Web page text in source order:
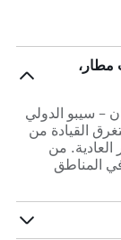
مطار،
– سيبو الدولي
القيادة من
المرور العادية. من
المناطق